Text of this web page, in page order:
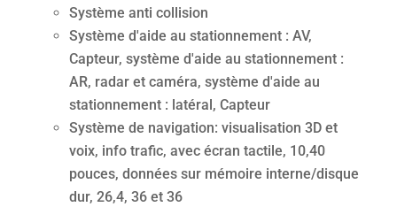
Système anti collision
Système d'aide au stationnement : AV,
Capteur, système d'aide au stationnement :
AR, radar et caméra, système d'aide au
stationnement : latéral, Capteur
Système de navigation: visualisation 3D et
voix, info trafic, avec écran tactile, 10,40
pouces, données sur mémoire interne/disque
dur, 26,4, 36 et 36